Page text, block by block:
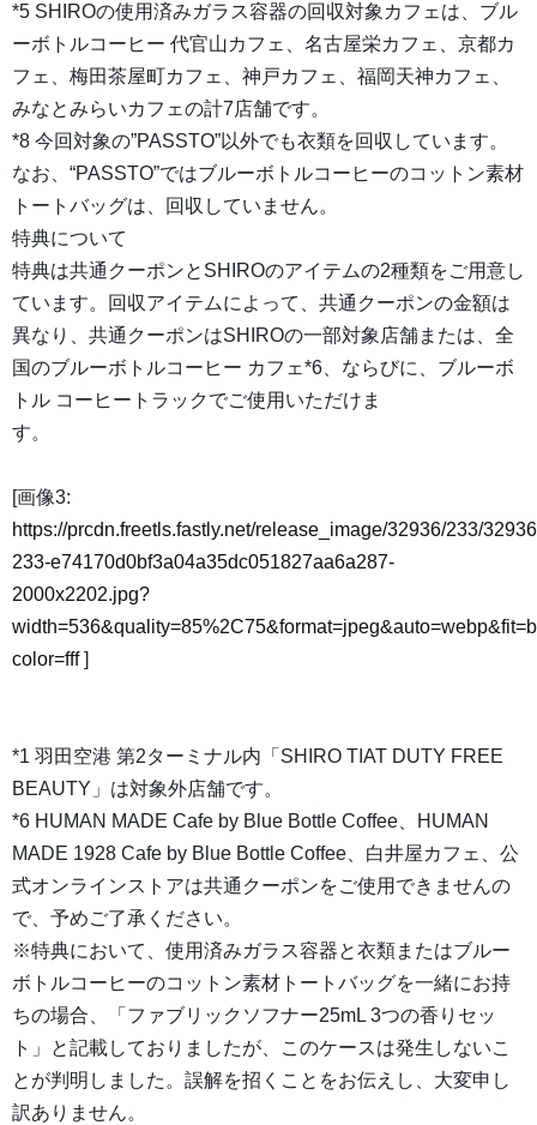
*5 SHIROの使用済みガラス容器の回収対象カフェは、ブル
ーボトルコーヒー 代官山カフェ、名古屋栄カフェ、京都カ
フェ、梅田茶屋町カフェ、神戸カフェ、福岡天神カフェ、
みなとみらいカフェの計7店舗です。
*8 今回対象の”PASSTO”以外でも衣類を回収しています。
なお、“PASSTO”ではブルーボトルコーヒーのコットン素材
トートバッグは、回収していません。
特典について
特典は共通クーポンとSHIROのアイテムの2種類をご用意し
ています。回収アイテムによって、共通クーポンの金額は
異なり、共通クーポンはSHIROの一部対象店舗または、全
国のブルーボトルコーヒー カフェ*6、ならびに、ブルーボ
トル コーヒートラックでご使用いただけま
す。
[画像3:
https://prcdn.freetls.fastly.net/release_image/32936/233/
233-e74170d0bf3a04a35dc051827aa6a287-
2000x2202.jpg?
color=fff]
*1 羽田空港 第2ターミナル内「SHIRO TIAT DUTY FREE
BEAUTY」は対象外店舗です。
*6 HUMAN MADE Cafe by Blue Bottle Coffee、HUMAN
MADE 1928 Cafe by Blue Bottle Coffee、白井屋カフェ、公
式オンラインストアは共通クーポンをご使用できませんの
で、予めご了承ください。
※特典において、使用済みガラス容器と衣類またはブルー
ボトルコーヒーのコットン素材トートバッグを一緒にお持
ちの場合、「ファブリックソフナー25mL 3つの香りセッ
ト」と記載しておりましたが、このケースは発生しないこ
とが判明しました。誤解を招くことをお伝えし、大変申し
訳ありません。